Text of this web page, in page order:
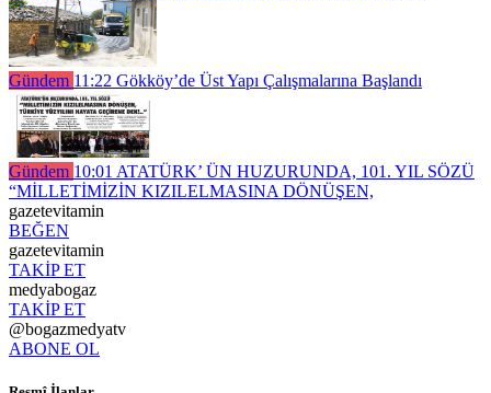
Gündem 11:22 Gökköy’de Üst Yapı Çalışmalarına Başlandı
Gündem 10:01 ATATÜRK’ ÜN HUZURUNDA, 101. YIL SÖZÜ
“MİLLETİMİZİN KIZILELMASINA DÖNÜŞEN,
gazetevitamin
BEĞEN
gazetevitamin
TAKİP ET
medyabogaz
TAKİP ET
@bogazmedyatv
ABONE OL